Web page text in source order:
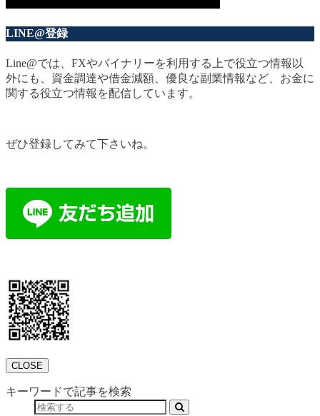
LINE@登録
Line@では、FXやバイナリーを利用する上で役立つ情報以
外にも、資金調達や借金減額、優良な副業情報など、お金に
関する役立つ情報を配信しています。
ぜひ登録してみて下さいね。
CLOSE
キーワードで記事を検索